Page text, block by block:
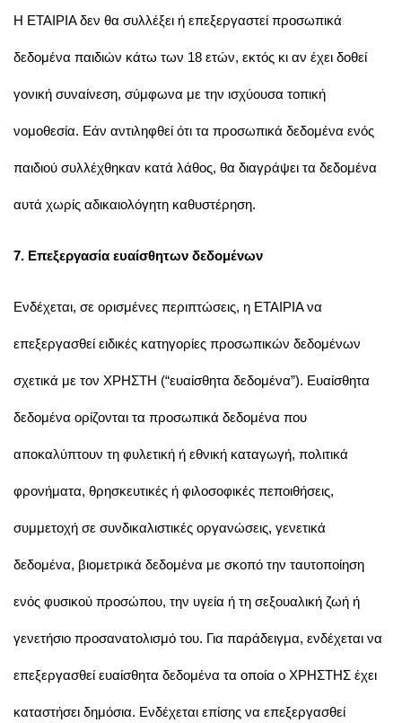
Η ΕΤΑΙΡΙΑ δεν θα συλλέξει ή επεξεργαστεί προσωπικά
δεδομένα παιδιών κάτω των 18 ετών, εκτός κι αν έχει δοθεί
γονική συναίνεση, σύμφωνα με την ισχύουσα τοπική
νομοθεσία. Εάν αντιληφθεί ότι τα προσωπικά δεδομένα ενός
παιδιού συλλέχθηκαν κατά λάθος, θα διαγράψει τα δεδομένα
αυτά χωρίς αδικαιολόγητη καθυστέρηση.
7. Επεξεργασία ευαίσθητων δεδομένων
Ενδέχεται, σε ορισμένες περιπτώσεις, η ΕΤΑΙΡΙΑ να
επεξεργασθεί ειδικές κατηγορίες προσωπικών δεδομένων
σχετικά με τον ΧΡΗΣΤΗ (“ευαίσθητα δεδομένα”). Ευαίσθητα
δεδομένα ορίζονται τα προσωπικά δεδομένα που
αποκαλύπτουν τη φυλετική ή εθνική καταγωγή, πολιτικά
φρονήματα, θρησκευτικές ή φιλοσοφικές πεποιθήσεις,
συμμετοχή σε συνδικαλιστικές οργανώσεις, γενετικά
δεδομένα, βιομετρικά δεδομένα με σκοπό την ταυτοποίηση
ενός φυσικού προσώπου, την υγεία ή τη σεξουαλική ζωή ή
γενετήσιο προσανατολισμό του. Για παράδειγμα, ενδέχεται να
επεξεργασθεί ευαίσθητα δεδομένα τα οποία ο ΧΡΗΣΤΗΣ έχει
καταστήσει δημόσια. Ενδέχεται επίσης να επεξεργασθεί